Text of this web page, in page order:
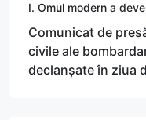
I. Omul modern a
Comunicat de
civile ale
declanșate în ziua